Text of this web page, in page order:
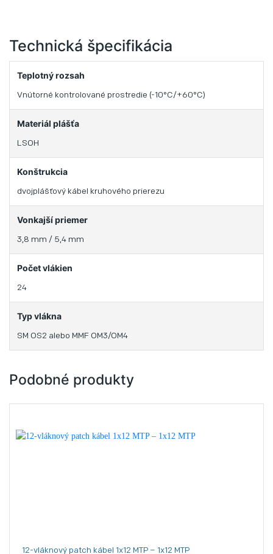
Technická špecifikácia
Teplotný rozsah
Vnútorné kontrolované prostredie (-10°C/+60°C)
Materiál plášťa
LSOH
Konštrukcia
dvojplášťový kábel kruhového prierezu
Vonkajší priemer
3,8 mm / 5,4 mm
Počet vlákien
24
Typ vlákna
SM OS2 alebo MMF OM3/OM4
Podobné produkty
12-vláknový patch kábel 1x12 MTP – 1x12 MTP